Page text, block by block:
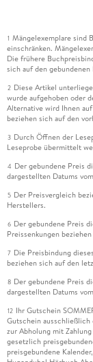
1 Mängelexemplare sind
einschränken.
Die frühere
sich auf den
2 Diese Artikel
wurde aufgehoben oder
Alternative wird Ihnen
beziehen sich auf den
3 Durch Öffnen der
Leseprobe übermittelt
4 Der gebundene Preis
dargestellten Datums
5 Der Preisvergleich
Herstellers.
6 Der gebundene Preis
Preissenkungen
7 Die Preisbindung
beziehen sich auf den
8 Der gebundene Preis
dargestellten Datums
12 Ihr Gutschein
Gutschein
zur Abholung mit
gesetzlich
preisgebundene